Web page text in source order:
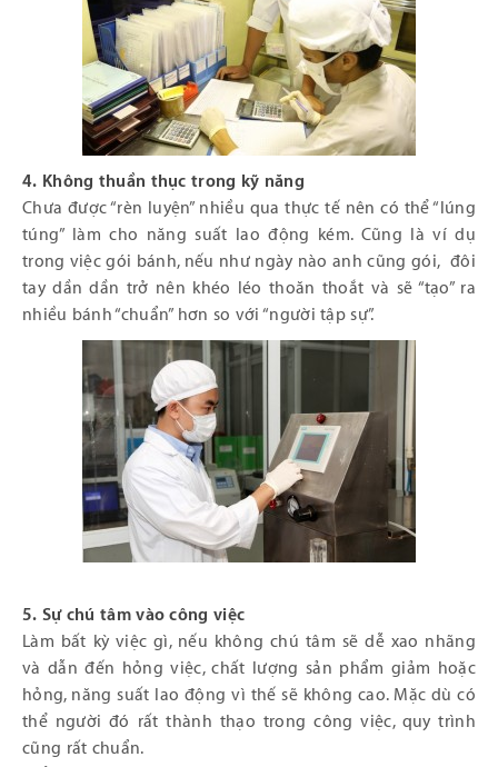
4. Không thuần thục trong kỹ năng
Chưa được “rèn luyện” nhiều qua thực tế nên có thể “lúng
túng” làm cho năng suất lao động kém. Cũng là ví dụ
trong việc gói bánh, nếu như ngày nào anh cũng gói, đôi
tay dần dần trở nên khéo léo thoăn thoắt và sẽ “tạo” ra
nhiều bánh “chuẩn” hơn so với “người tập sự”.
5. Sự chú tâm vào công việc
Làm bất kỳ việc gì, nếu không chú tâm sẽ dễ xao nhãng
và dẫn đến hỏng việc, chất lượng sản phẩm giảm hoặc
hỏng, năng suất lao động vì thế sẽ không cao. Mặc dù có
thể người đó rất thành thạo trong công việc, quy trình
cũng rất chuẩn.